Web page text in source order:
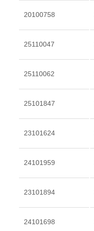
20100758
25110047
25110062
25101847
23101624
24101959
23101894
24101698